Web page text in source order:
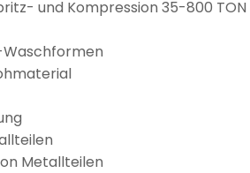
und Kompression 35-800 TON
Waschformen
Metallteilen